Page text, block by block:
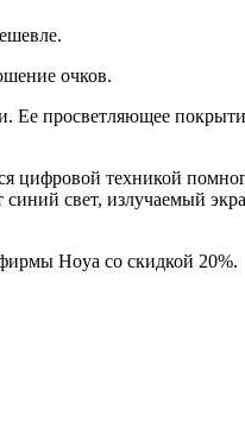
очков.
Ее просветляющее
цифровой техникой
свет, излучаемый
Hoya со скидкой 20%.